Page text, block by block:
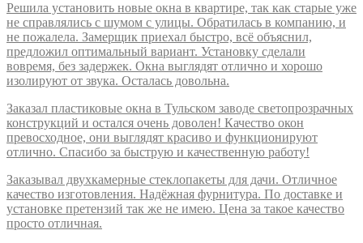
Решила установить новые окна в квартире, так как старые уже
не справлялись с шумом с улицы. Обратилась в компанию, и
не пожалела. Замерщик приехал быстро, всё объяснил,
предложил оптимальный вариант. Установку сделали
вовремя, без задержек. Окна выглядят отлично и хорошо
изолируют от звука. Осталась довольна.
Заказал пластиковые окна в Тульском заводе светопрозрачных
конструкций и остался очень доволен! Качество окон
превосходное, они выглядят красиво и функционируют
отлично. Спасибо за быструю и качественную работу!
Заказывал двухкамерные стеклопакеты для дачи. Отличное
качество изготовления. Надёжная фурнитура. По доставке и
установке претензий так же не имею. Цена за такое качество
просто отличная.